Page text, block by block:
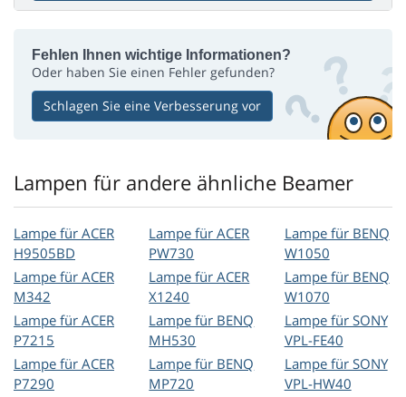
Fehlen Ihnen wichtige Informationen?
Oder haben Sie einen Fehler gefunden?
Schlagen Sie eine Verbesserung vor
Lampen für andere ähnliche Beamer
Lampe für ACER
H9505BD
Lampe für ACER
M342
Lampe für ACER
P7215
Lampe für ACER
P7290
Lampe für ACER
PW730
Lampe für ACER
X1240
Lampe für BENQ
MH530
Lampe für BENQ
MP720
Lampe für BENQ
W1050
Lampe für BENQ
W1070
Lampe für SONY
VPL-FE40
Lampe für SONY
VPL-HW40